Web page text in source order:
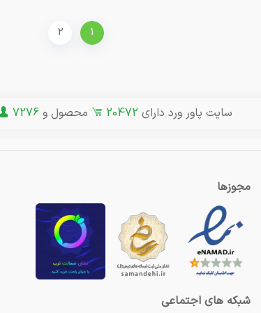
1
2
سایت پاور ورد دارای 20472 محصول و7276
مجوزها
شبکه های اجتماعی